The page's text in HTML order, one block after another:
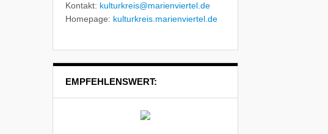
Kontakt: kulturkreis@marienviertel.de
Homepage: kulturkreis.marienviertel.de
EMPFEHLENSWERT: